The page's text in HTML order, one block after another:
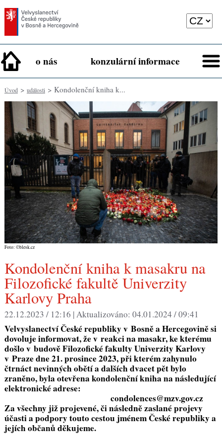
o nás konzulární informace
Úvod> události> Kondolenční kniha k...
Foto: ©blesk.cz
Kondolenční kniha k masakru na
Filozofické fakultě Univerzity
Karlovy Praha
22.12.2023 / 12:16 |Aktualizováno: 04.01.2024 / 09:41
Velvyslanectví České republiky v Bosně a Hercegovině si
dovoluje informovat, že v reakci na masakr, ke kterému
došlo v budově Filozofické fakulty Univerzity Karlovy
v Praze dne 21. prosince 2023, při kterém zahynulo
čtrnáct nevinných obětí a dalších dvacet pět bylo
zraněno, byla otevřena kondolenční kniha na následující
elektronické adrese:
condolences@mzv.gov.cz
Za všechny již projevené, či následně zaslané projevy
účasti a podpory touto cestou jménem České republiky a
jejích občanů děkujeme.